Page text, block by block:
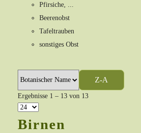
Pfirsiche, ...
Beerenobst
Tafeltrauben
sonstiges Obst
Z-A
Ergebnisse 1 – 13 von 13
Birnen